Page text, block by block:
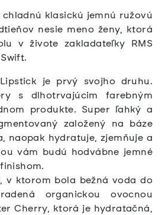
klasickú jemnú ružovú
nesie meno ženy, ktorá
v živote zakladateľky RMS
je prvý svojho druhu.
s dlhotrvajúcim farebným
produkte. Super ľahký a
založený na báze
naopak hydratuje, zjemňuje a
vám budú hodvábne jemné
v ktorom bola bežná voda do
organickou ovocnou
Cherry, ktorá je hydratačná,